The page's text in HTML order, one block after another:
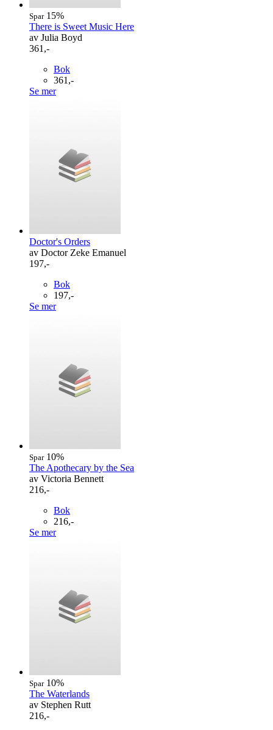
Spar15%
There is Sweet Music Here
av Julia Boyd
361,-
Bok
361,-
Se mer
Doctor's Orders
av Doctor Zeke Emanuel
197,-
Bok
197,-
Se mer
Spar10%
The Apothecary by the Sea
av Victoria Bennett
216,-
Bok
216,-
Se mer
Spar10%
The Waterlands
av Stephen Rutt
216,-